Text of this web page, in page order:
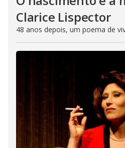
Clarice Lispector
48 anos depois, um poema de